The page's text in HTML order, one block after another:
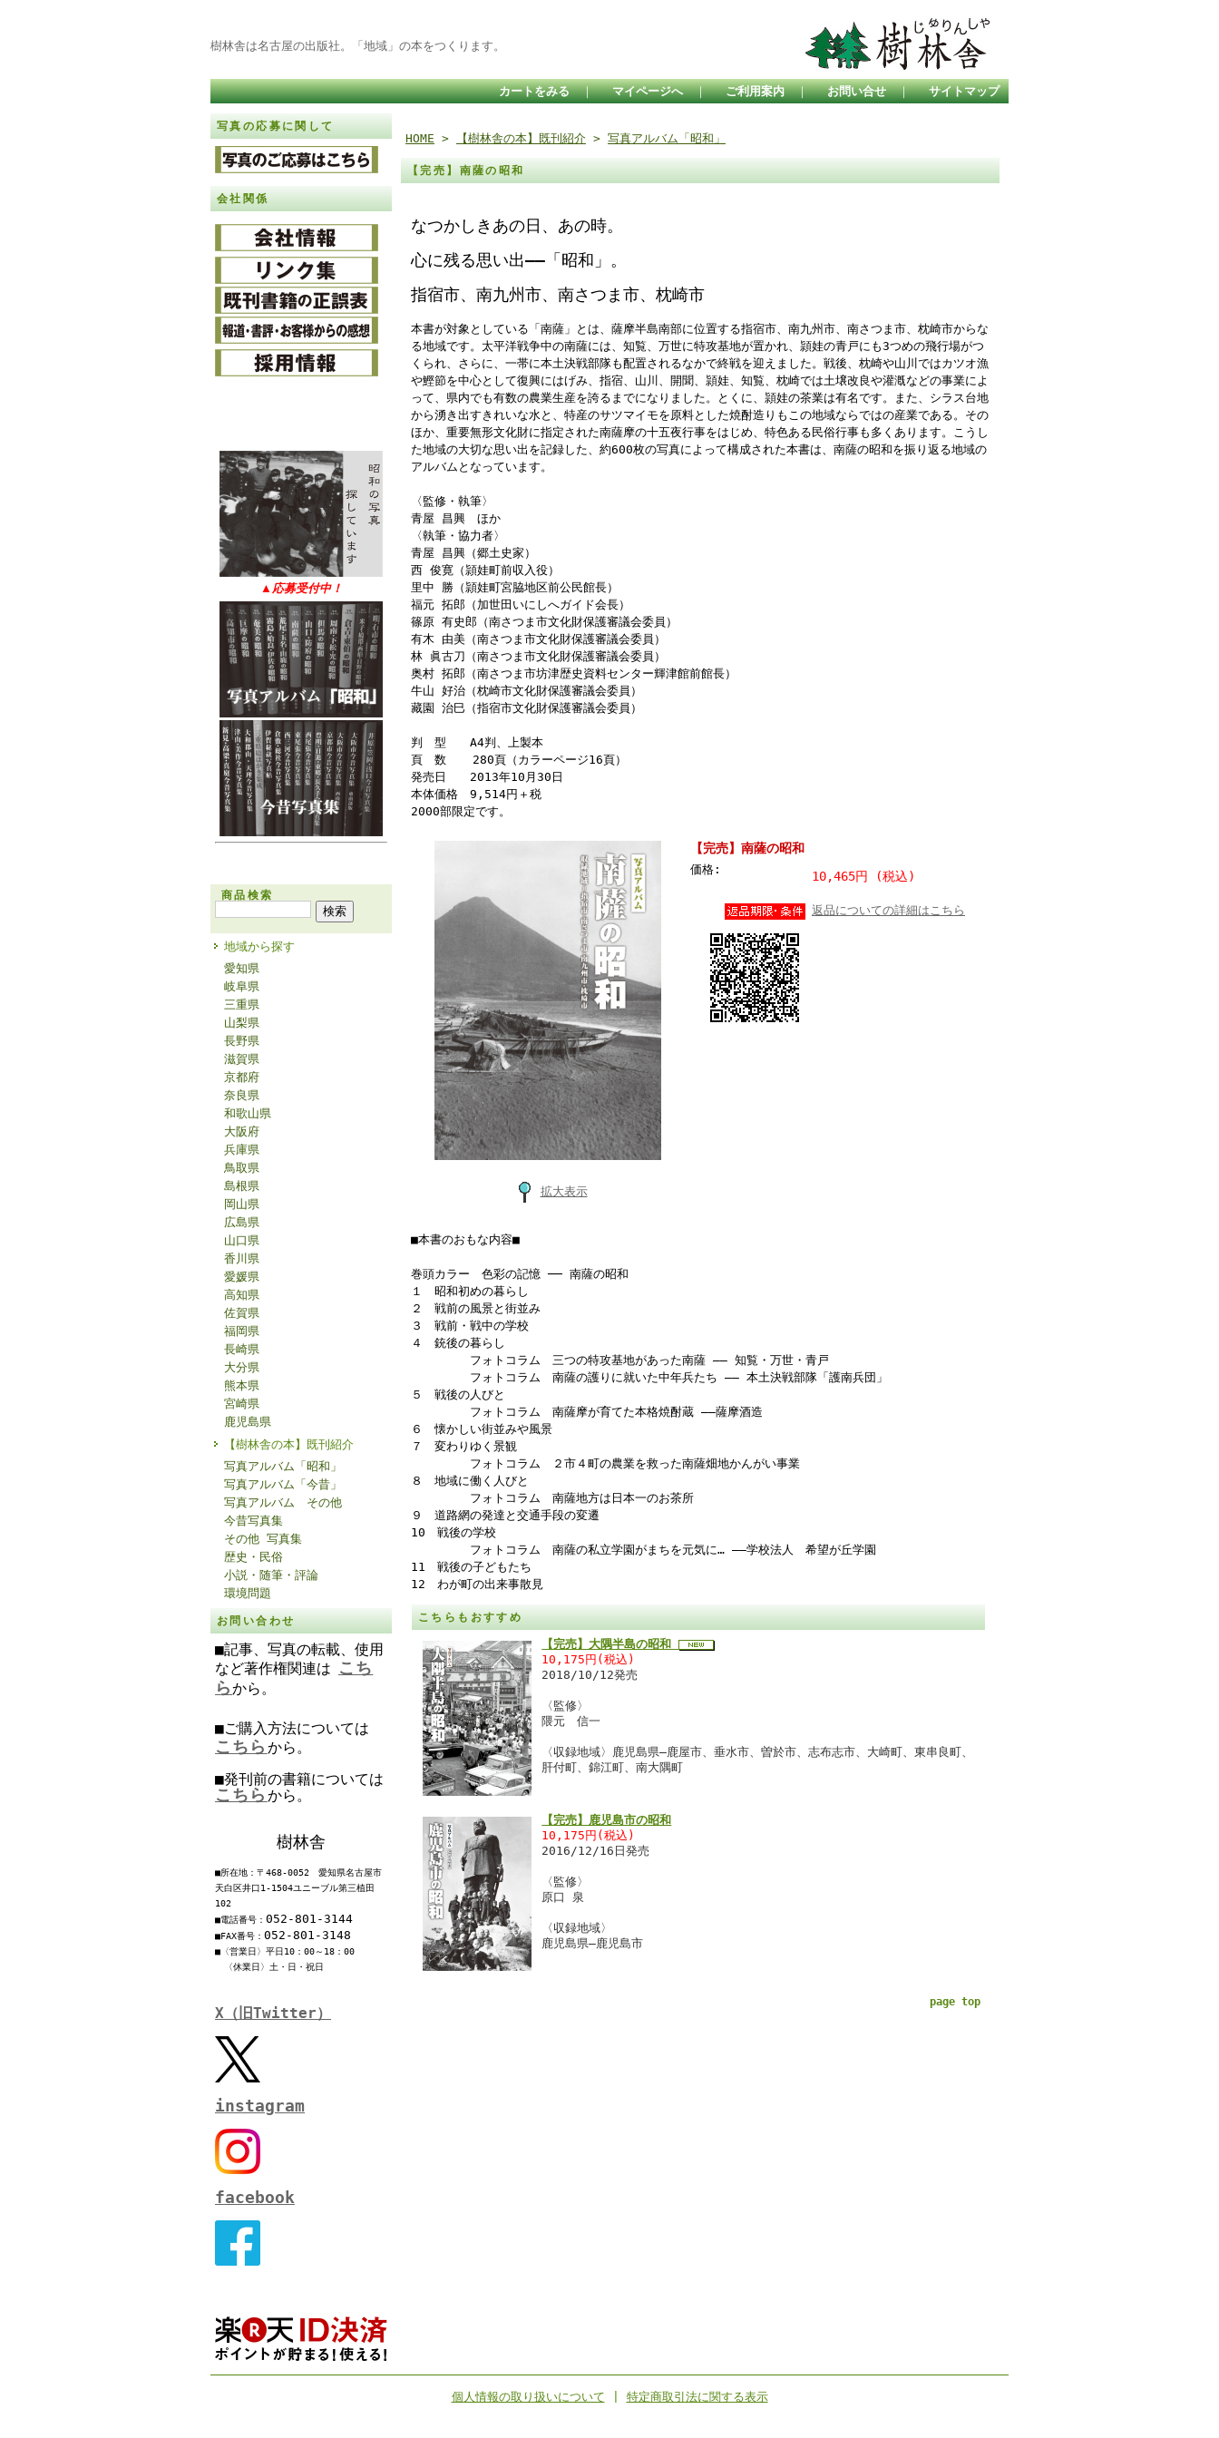
樹林舎は名古屋の出版社。「地域」の本をつくります。
カートをみる ｜ マイページへ ｜ ご利用案内 ｜ お問い合せ ｜ サイトマップ
写真の応募に関して
会社関係
▲ 応募受付中！
商品検索
地域から探す
愛知県
岐阜県
三重県
山梨県
長野県
滋賀県
京都府
奈良県
和歌山県
大阪府
兵庫県
鳥取県
島根県
岡山県
広島県
山口県
香川県
愛媛県
高知県
佐賀県
福岡県
長崎県
大分県
熊本県
宮崎県
鹿児島県
【樹林舎の本】既刊紹介
写真アルバム「昭和」
写真アルバム「今昔」
写真アルバム その他
今昔写真集
その他 写真集
歴史・民俗
小説・随筆・評論
環境問題
お問い合わせ
■記事、写真の転載、使用
など著作権関連は こち
らから。
■ご購入方法については
こちら から。
■発刊前の書籍については
こちら から。
樹林舎
■所在地：〒468-0052 愛知県名古屋市
天白区井口1-1504ユニーブル第三植田
102
■電話番号： 052-801-3144
■FAX番号： 052-801-3148
■〈営業日〉平日10：00～18：00
〈休業日〉土・日・祝日
X（旧Twitter）
instagram
facebook
HOME > 【樹林舎の本】既刊紹介 > 写真アルバム「昭和」
【完売】南薩の昭和
なつかしきあの日、あの時。
心に残る思い出――「昭和」。
指宿市、南九州市、南さつま市、枕崎市
本書が対象としている「南薩」とは、薩摩半島南部に位置する指宿市、南九州市、南さつま市、枕崎市からな
る地域です。太平洋戦争中の南薩には、知覧、万世に特攻基地が置かれ、頴娃の青戸にも3つめの飛行場がつ
くられ、さらに、一帯に本土決戦部隊も配置されるなかで終戦を迎えました。戦後、枕崎や山川ではカツオ漁
や鰹節を中心として復興にはげみ、指宿、山川、開聞、頴娃、知覧、枕崎では土壌改良や灌漑などの事業によ
って、県内でも有数の農業生産を誇るまでになりました。とくに、頴娃の茶業は有名です。また、シラス台地
から湧き出すきれいな水と、特産のサツマイモを原料とした焼酎造りもこの地域ならではの産業である。その
ほか、重要無形文化財に指定された南薩摩の十五夜行事をはじめ、特色ある民俗行事も多くあります。こうし
た地域の大切な思い出を記録した、約600枚の写真によって構成された本書は、南薩の昭和を振り返る地域の
アルバムとなっています。
〈監修・執筆〉
青屋 昌興 ほか
〈執筆・協力者〉
青屋 昌興（郷土史家）
西 俊寛（頴娃町前収入役）
里中 勝（頴娃町宮脇地区前公民館長）
福元 拓郎（加世田いにしへガイド会長）
篠原 有史郎（南さつま市文化財保護審議会委員）
有木 由美（南さつま市文化財保護審議会委員）
林 眞古刀（南さつま市文化財保護審議会委員）
奥村 拓郎（南さつま市坊津歴史資料センター輝津館前館長）
牛山 好治（枕崎市文化財保護審議会委員）
藏園 治巳（指宿市文化財保護審議会委員）
判 型 A4判、上製本
頁 数 280頁（カラーページ16頁）
発売日 2013年10月30日
本体価格 9,514円＋税
2000部限定です。
拡大表示
【完売】南薩の昭和
価格: 10,465円 (税込)
返品についての詳細はこちら
■本書のおもな内容■
巻頭カラー 色彩の記憶 ── 南薩の昭和
１ 昭和初めの暮らし
２ 戦前の風景と街並み
３ 戦前・戦中の学校
４ 銃後の暮らし
フォトコラム 三つの特攻基地があった南薩 ―― 知覧・万世・青戸
フォトコラム 南薩の護りに就いた中年兵たち ―― 本土決戦部隊「護南兵団」
５ 戦後の人びと
フォトコラム 南薩摩が育てた本格焼酎蔵 ――薩摩酒造
６ 懐かしい街並みや風景
７ 変わりゆく景観
フォトコラム ２市４町の農業を救った南薩畑地かんがい事業
８ 地域に働く人びと
フォトコラム 南薩地方は日本一のお茶所
９ 道路網の発達と交通手段の変遷
10 戦後の学校
フォトコラム 南薩の私立学園がまちを元気に… ――学校法人 希望が丘学園
11 戦後の子どもたち
12 わが町の出来事散見
こちらもおすすめ
【完売】大隅半島の昭和
10,175円(税込)
2018/10/12発売
〈監修〉
隈元 信一
〈収録地域〉鹿児島県―鹿屋市、垂水市、曽於市、志布志市、大崎町、東串良町、
肝付町、錦江町、南大隅町
【完売】鹿児島市の昭和
10,175円(税込)
2016/12/16日発売
〈監修〉
原口 泉
〈収録地域〉
鹿児島県―鹿児島市
page top
個人情報の取り扱いについて 特定商取引法に関する表示